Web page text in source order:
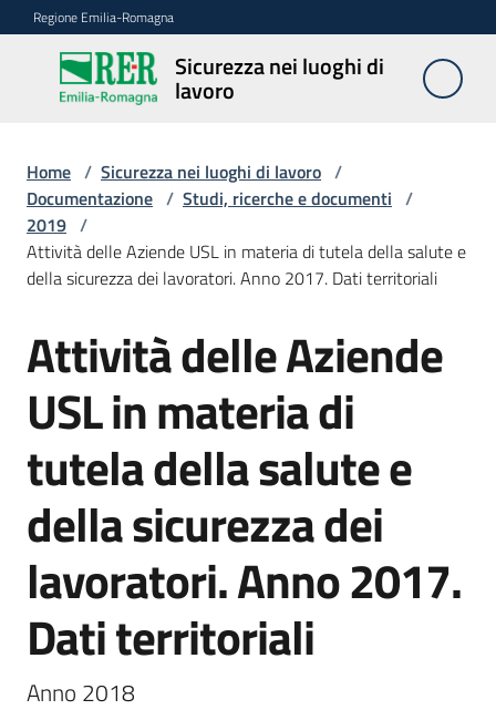
Vai al contenuto
Vai alla navigazione
Vai al footer
Regione Emilia-Romagna
Sicurezza nei luoghi di
lavoro
Sicurezza
nei
lavoro
Notizie
nelle
costruzioni
Coordinamento
prevenzione
e
vigilanza
Servizi
per
la
sicurezza
Home / Sicurezza nei luoghi di lavoro /
Documentazione / Studi, ricerche e documenti /
2019 /
Attività delle Aziende USL in materia di tutela della salute e
della sicurezza dei lavoratori. Anno 2017. Dati territoriali
Attività delle Aziende
USL in materia di
tutela della salute e
della sicurezza dei
lavoratori. Anno 2017.
Dati territoriali
Anno 2018